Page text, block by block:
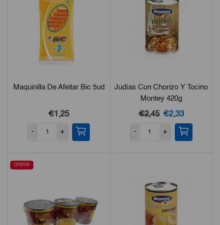
Maquinilla De Afeitar Bic 5ud
€1,25
- +
Judías Con Chorizo Y Tocino
Montey 420g
€2,45 El
precio
original
€2,33El
precio
actual
- +
OFERTA